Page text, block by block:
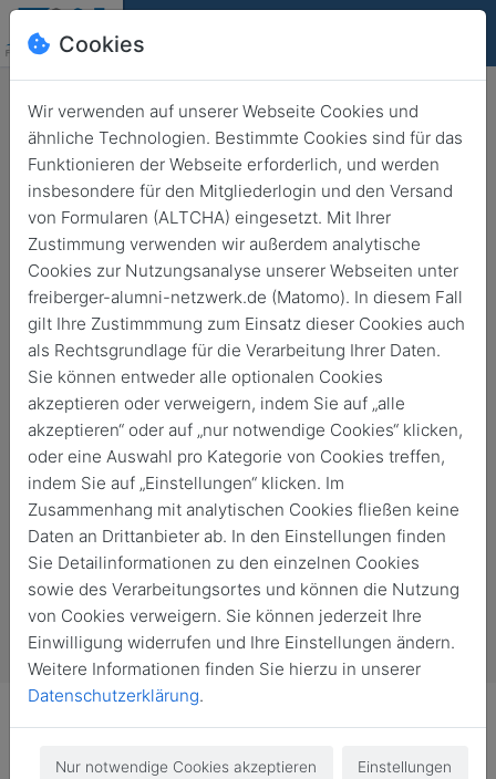
"TUBAF ist ein wichtiger
Baustein" – Minister Dulig zur
Neuen Sächsischen
Rohstoffstrategie
Forschung
Cookies
Wir verwenden auf unserer Webseite Cookies und
ähnliche Technologien. Bestimmte Cookies sind für das
Funktionieren der Webseite erforderlich, und werden
insbesondere für den Mitgliederlogin und den Versand
von Formularen (ALTCHA) eingesetzt. Mit Ihrer
Zustimmung verwenden wir außerdem analytische
Cookies zur Nutzungsanalyse unserer Webseiten unter
freiberger-alumni-netzwerk.de (Matomo). In diesem Fall
gilt Ihre Zustimmmung zum Einsatz dieser Cookies auch
als Rechtsgrundlage für die Verarbeitung Ihrer Daten.
Sie können entweder alle optionalen Cookies
akzeptieren oder verweigern, indem Sie auf „alle
akzeptieren“ oder auf „nur notwendige Cookies“ klicken,
oder eine Auswahl pro Kategorie von Cookies treffen,
indem Sie auf „Einstellungen“ klicken. Im
Zusammenhang mit analytischen Cookies fließen keine
Daten an Drittanbieter ab. In den Einstellungen finden
Sie Detailinformationen zu den einzelnen Cookies
sowie des Verarbeitungsortes und können die Nutzung
von Cookies verweigern. Sie können jederzeit Ihre
Einwilligung widerrufen und Ihre Einstellungen ändern.
Weitere Informationen finden Sie hierzu in unserer
Datenschutzerklärung.
Nur notwendige Cookies akzeptieren Einstellungen